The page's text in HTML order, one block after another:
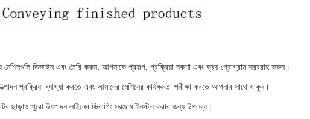
ডিজাইন এবং তৈরি করুন, আপনাকে প্রকল্প, প্রক্রিয়া নকশা এবং ক্রয় প্রোগ্রাম সরবরাহ করুন।
প্রক্রিয়া ব্যাখ্যা করতে এবং আমাদের মেশিনের কার্যক্ষমতা পরীক্ষা করতে আপনার সাথে থাকুন।
ছাড়াও পুরো উৎপাদন লাইনের ডিবাগিং সরঞ্জাম ইনস্টল করার জন্য উপলব্ধ।